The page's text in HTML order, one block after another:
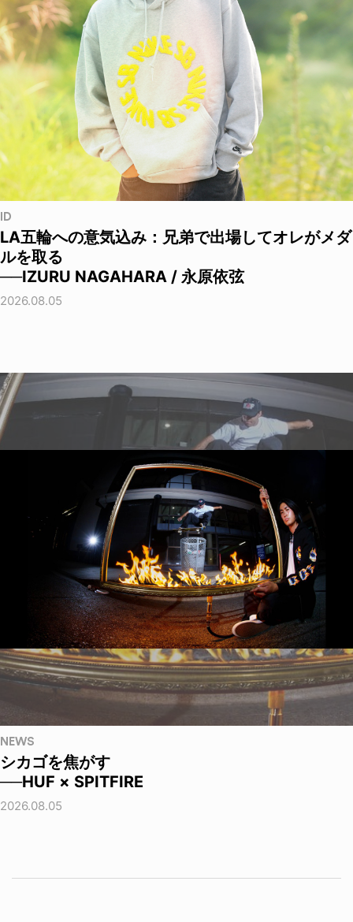
ID
LA五輪への意気込み：兄弟で出場してオレがメダ
ルを取る
──IZURU NAGAHARA / 永原依弦
2026.08.05
NEWS
シカゴを焦がす
──HUF × SPITFIRE
2026.08.05